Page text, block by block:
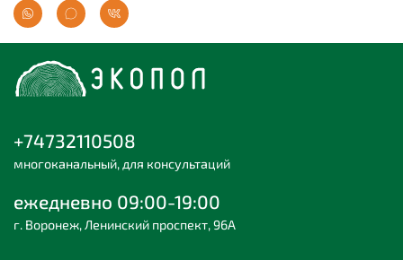
+74732110508
многоканальный, для консультаций
ежедневно 09:00-19:00
г. Воронеж, Ленинский проспект, 96А